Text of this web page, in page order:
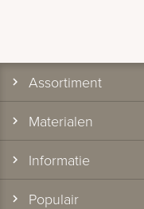
Assortiment
Materialen
Informatie
Populair